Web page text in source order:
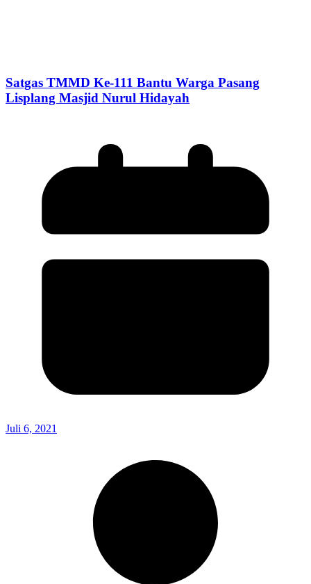
Satgas TMMD Ke-111 Bantu Warga Pasang
Lisplang Masjid Nurul Hidayah
Juli 6, 2021